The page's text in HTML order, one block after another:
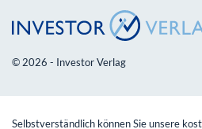
© 2026 - Investor Verlag
Selbstverständlich können Sie unsere